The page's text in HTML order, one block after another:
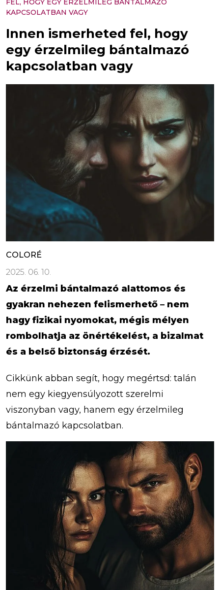
FEL, HOGY EGY ÉRZELMILEG BÁNTALMAZÓ
KAPCSOLATBAN VAGY
Innen ismerheted fel, hogy
egy érzelmileg bántalmazó
kapcsolatban vagy
COLORÉ
2025. 06. 10.
Az érzelmi bántalmazó alattomos és
gyakran nehezen felismerhető – nem
hagy fizikai nyomokat, mégis mélyen
rombolhatja az önértékelést, a bizalmat
és a belső biztonság érzését.
Cikkünk abban segít, hogy megértsd: talán
nem egy kiegyensúlyozott szerelmi
viszonyban vagy, hanem egy érzelmileg
bántalmazó kapcsolatban.